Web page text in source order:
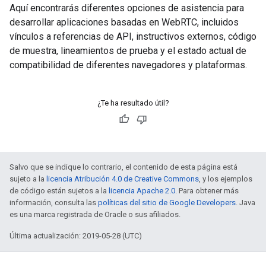
Aquí encontrarás diferentes opciones de asistencia para
desarrollar aplicaciones basadas en WebRTC, incluidos
vínculos a referencias de API, instructivos externos, código
de muestra, lineamientos de prueba y el estado actual de
compatibilidad de diferentes navegadores y plataformas.
¿Te ha resultado útil?
Salvo que se indique lo contrario, el contenido de esta página está
sujeto a la licencia Atribución 4.0 de Creative Commons, y los ejemplos
de código están sujetos a la licencia Apache 2.0. Para obtener más
información, consulta las políticas del sitio de Google Developers. Java
es una marca registrada de Oracle o sus afiliados.
Última actualización: 2019-05-28 (UTC)